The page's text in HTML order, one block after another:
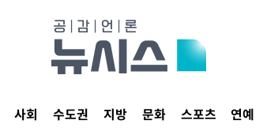
사회 수도권 지방 문화 스포츠 연예